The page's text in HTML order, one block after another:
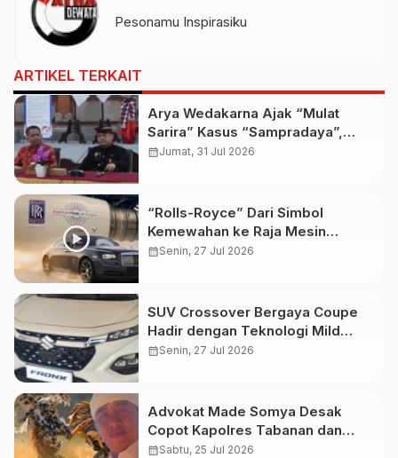
Pesonamu Inspirasiku
ARTIKEL TERKAIT
Arya Wedakarna Ajak “Mulat
Sarira” Kasus “Sampradaya”,
Buka Ashram Untuk Spiritual
calendar_monthJumat, 31 Jul 2026
“Rolls-Royce” Dari Simbol
Kemewahan ke Raja Mesin
Pesawat
calendar_monthSenin, 27 Jul 2026
SUV Crossover Bergaya Coupe
Hadir dengan Teknologi Mild
Hybrid dan Fitur Keselamatan
calendar_monthSenin, 27 Jul 2026
Advokat Made Somya Desak
Copot Kapolres Tabanan dan
Kapolsek Baturiti Usai Amuk
calendar_monthSabtu, 25 Jul 2026